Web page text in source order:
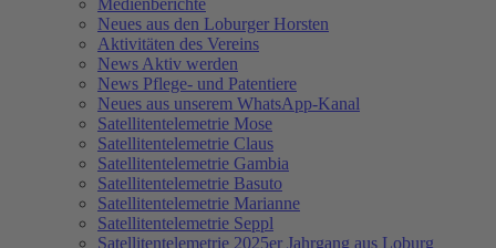
Medienberichte
Neues aus den Loburger Horsten
Aktivitäten des Vereins
News Aktiv werden
News Pflege- und Patentiere
Neues aus unserem WhatsApp-Kanal
Satellitentelemetrie Mose
Satellitentelemetrie Claus
Satellitentelemetrie Gambia
Satellitentelemetrie Basuto
Satellitentelemetrie Marianne
Satellitentelemetrie Seppl
Satellitentelemetrie 2025er Jahrgang aus Loburg